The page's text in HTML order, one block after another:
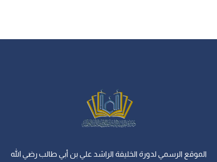
الموقع الرسمي لدورة الخليفة الراشد علي بن أبي طالب رضي الله